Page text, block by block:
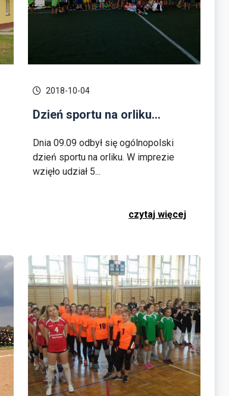
2018-10-04
Dzień sportu na orliku...
Dnia 09.09 odbył się ogólnopolski
dzień sportu na orliku. W imprezie
wzięło udział 5...
czytaj więcej